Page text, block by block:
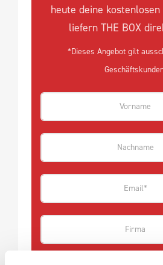
heute deine
liefern THE BOX
*Dieses Angebot gilt